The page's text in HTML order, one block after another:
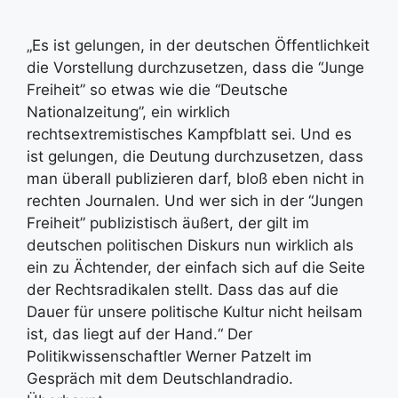
„Es ist gelungen, in der deutschen Öffentlichkeit
die Vorstellung durchzusetzen, dass die “Junge
Freiheit” so etwas wie die “Deutsche
Nationalzeitung”, ein wirklich
rechtsextremistisches Kampfblatt sei. Und es
ist gelungen, die Deutung durchzusetzen, dass
man überall publizieren darf, bloß eben nicht in
rechten Journalen. Und wer sich in der “Jungen
Freiheit” publizistisch äußert, der gilt im
deutschen politischen Diskurs nun wirklich als
ein zu Ächtender, der einfach sich auf die Seite
der Rechtsradikalen stellt. Dass das auf die
Dauer für unsere politische Kultur nicht heilsam
ist, das liegt auf der Hand.“ Der
Politikwissenschaftler Werner Patzelt im
Gespräch mit dem Deutschlandradio.